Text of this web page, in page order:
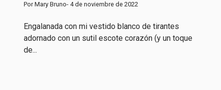
Por Mary Bruno- 4 de noviembre de 2022
Engalanada con mi vestido blanco de tirantes
adornado con un sutil escote corazón (y un toque
de...